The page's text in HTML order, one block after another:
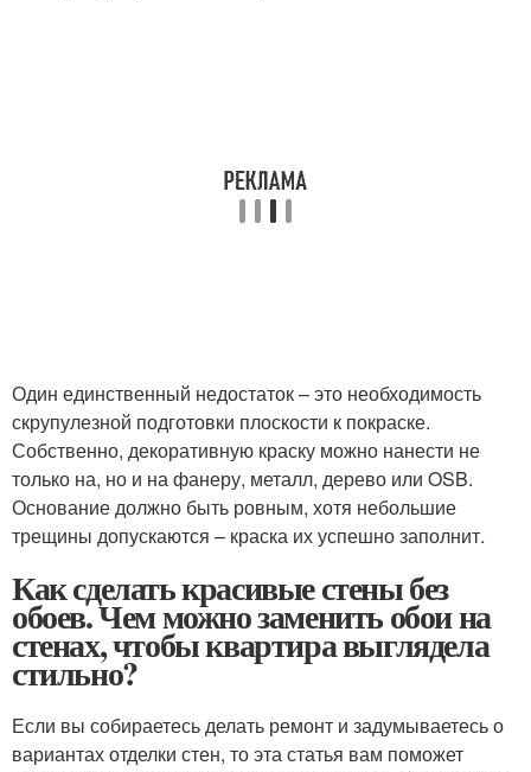
Один единственный недостаток – это необходимость
скрупулезной подготовки плоскости к покраске.
Собственно, декоративную краску можно нанести не
только на, но и на фанеру, металл, дерево или OSB.
Основание должно быть ровным, хотя небольшие
трещины допускаются – краска их успешно заполнит.
Как сделать красивые стены без
обоев. Чем можно заменить обои на
стенах, чтобы квартира выглядела
стильно?
Если вы собираетесь делать ремонт и задумываетесь о
вариантах отделки стен, то эта статья вам поможет